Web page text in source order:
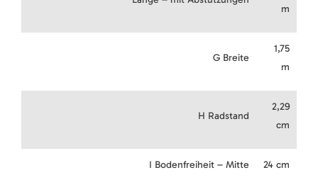
m
G Breite
1,75
m
H Radstand
2,29
cm
I Bodenfreiheit – Mitte 24 cm